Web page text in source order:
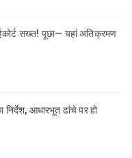
सख्त! पूछा— यहां अतिक्रमण
आधारभूत ढांचे पर हो